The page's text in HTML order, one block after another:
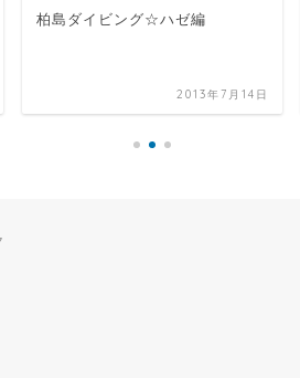
海遊館つづき
2013年11月18日